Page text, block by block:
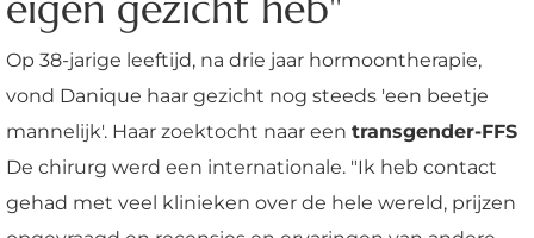
Op 38-jarige leeftijd, na drie jaar hormoontherapie,
vond Danique haar gezicht nog steeds 'een beetje
mannelijk'. Haar zoektocht naar een transgender-FFS
De chirurg werd een internationale. "Ik heb contact
gehad met veel klinieken over de hele wereld, prijzen